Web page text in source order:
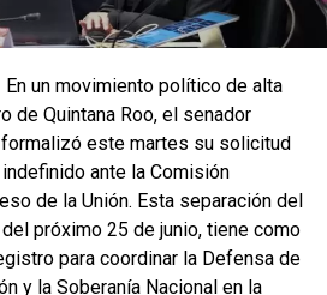
En un movimiento político de alta
de Quintana Roo, el senador
formalizó este martes su solicitud
ante la Comisión
de la Unión. Esta separación del
próximo 25 de junio, tiene como
para coordinar la Defensa de
y la Soberanía Nacional en la